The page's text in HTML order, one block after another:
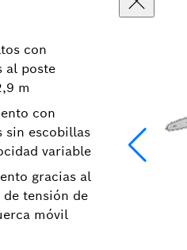
con
al poste
m
con
sin escobillas
variable
gracias al
tensión de
móvil